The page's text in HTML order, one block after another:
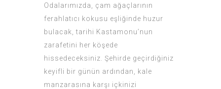
Odalarımızda, çam ağaçlarının
ferahlatıcı kokusu eşliğinde huzur
bulacak, tarihi Kastamonu’nun
zarafetini her köşede
hissedeceksiniz. Şehirde geçirdiğiniz
keyifli bir günün ardından, kale
manzarasına karşı içkinizi